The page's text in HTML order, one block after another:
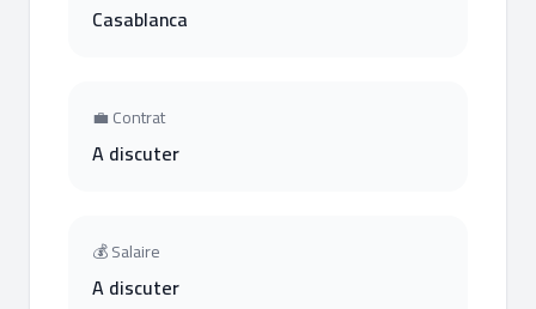
Casablanca
💼 Contrat
A discuter
💰 Salaire
A discuter